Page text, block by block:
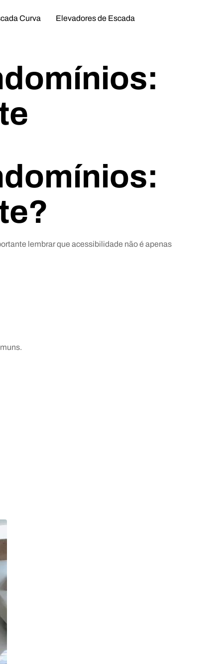
Curva Elevadores de Escada
lembrar que acessibilidade não é apenas